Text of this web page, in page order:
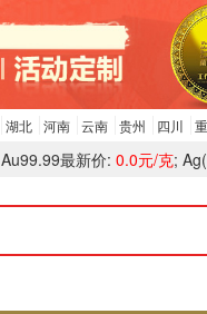
湖北 河南 云南 贵州 四川
Au99.99最新价: 0.0元/克;